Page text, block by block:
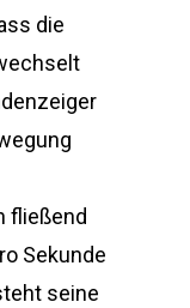
die
fließend
Sekunde
seine